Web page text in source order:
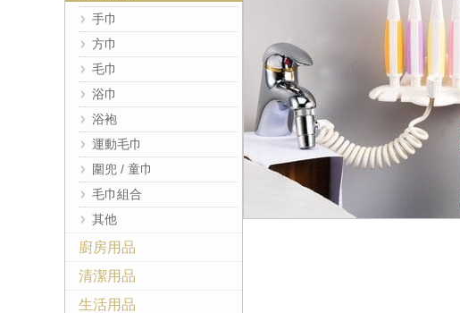
手巾
方巾
毛巾
浴巾
浴袍
運動毛巾
圍兜 / 童巾
毛巾組合
其他
廚房用品
清潔用品
生活用品